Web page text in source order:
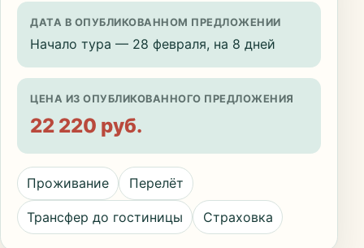
ДАТА В ОПУБЛИКОВАННОМ ПРЕДЛОЖЕНИИ
Начало тура — 28 февраля, на 8 дней
ЦЕНА ИЗ ОПУБЛИКОВАННОГО ПРЕДЛОЖЕНИЯ
22 220 руб.
Проживание Перелёт
Трансфер до гостиницы Страховка